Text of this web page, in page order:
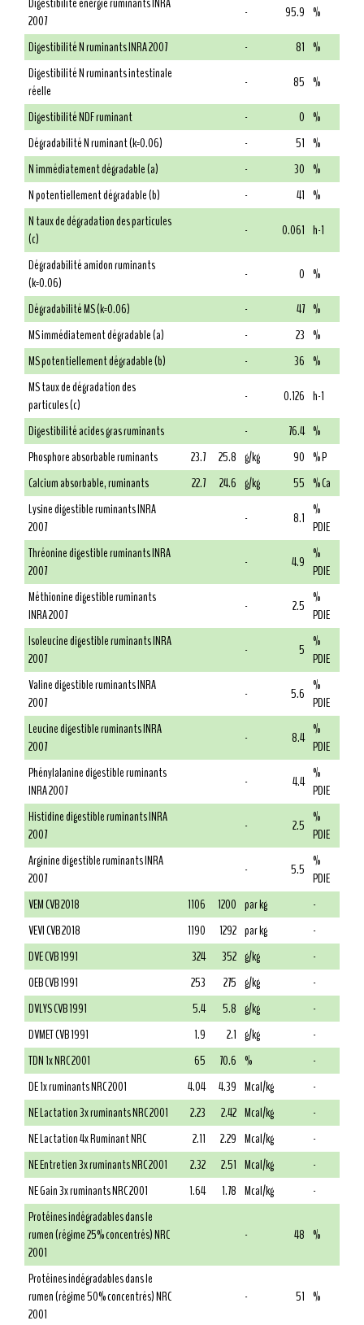
2007
- 95.9 %
Digestibilité N ruminants INRA 2007
- 81 %
Digestibilité N ruminants intestinale
réelle
- 85 %
Digestibilité NDF ruminant
- 0 %
Dégradabilité N ruminant (k=0.06)
- 51 %
N immédiatement dégradable (a)
- 30 %
N potentiellement dégradable (b)
- 41 %
N taux de dégradation des particules
(c)
- 0.061 h-1
Dégradabilité amidon ruminants
(k=0.06)
- 0 %
Dégradabilité MS (k=0.06)
- 47 %
MS immédiatement dégradable (a)
- 23 %
MS potentiellement dégradable (b)
- 36 %
MS taux de dégradation des
particules (c)
- 0.126 h-1
Digestibilité acides gras ruminants
- 76.4 %
Phosphore absorbable ruminants
23.7 25.8 g/kg 90 % P
Calcium absorbable, ruminants
22.7 24.6 g/kg 55 % Ca
Lysine digestible ruminants INRA
2007
- 8.1 %
PDIE
Thréonine digestible ruminants INRA
2007
- 4.9 %
PDIE
Méthionine digestible ruminants
INRA 2007
- 2.5 %
PDIE
Isoleucine digestible ruminants INRA
2007
- 5 %
PDIE
Valine digestible ruminants INRA
2007
- 5.6 %
PDIE
Leucine digestible ruminants INRA
2007
- 8.4 %
PDIE
Phénylalanine digestible ruminants
INRA 2007
- 4.4 %
PDIE
Histidine digestible ruminants INRA
2007
- 2.5 %
PDIE
Arginine digestible ruminants INRA
2007
- 5.5 %
PDIE
VEM CVB 2018
1106 1200 par kg
-
VEVI CVB 2018
1190 1292 par kg
-
DVE CVB 1991
324 352 g/kg
-
OEB CVB 1991
253 275 g/kg
-
DVLYS CVB 1991
5.4 5.8 g/kg
-
DVMET CVB 1991
1.9 2.1 g/kg
-
TDN 1x NRC 2001
65 70.6 %
-
DE 1x ruminants NRC 2001
4.04 4.39 Mcal/kg
-
NE Lactation 3x ruminants NRC 2001
2.23 2.42 Mcal/kg
-
NE Lactation 4x Ruminant NRC
2.11 2.29 Mcal/kg
-
NE Entretien 3x ruminants NRC 2001
2.32 2.51 Mcal/kg
-
NE Gain 3x ruminants NRC 2001
1.64 1.78 Mcal/kg
-
Protéines indégradables dans le
rumen (régime 25% concentrés) NRC
2001
- 48 %
Protéines indégradables dans le
rumen (régime 50% concentrés) NRC
2001
- 51 %